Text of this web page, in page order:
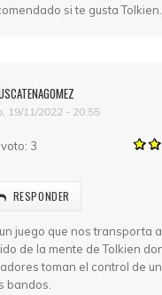
si te gusta Tolkien.
19/11/2022 - 20:55
3
RESPONDER
juego que nos transporta
de la mente de Tolkien
toman el control de
bandos.